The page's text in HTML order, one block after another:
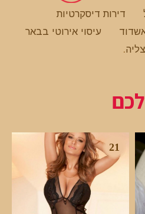
דירות דיסקרטיות
עיסוי אירוטי בבאר
.
21